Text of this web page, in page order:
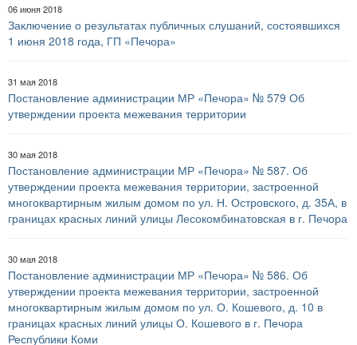
06 июня 2018
Заключение о результатах публичных слушаний, состоявшихся
1 июня 2018 года, ГП «Печора»
31 мая 2018
Постановление администрации МР «Печора» № 579 Об
утверждении проекта межевания территории
30 мая 2018
Постановление администрации МР «Печора» № 587. Об
утверждении проекта межевания территории, застроенной
многоквартирным жилым домом по ул. Н. Островского, д. 35А, в
границах красных линий улицы Лесокомбинатовская в г. Печора
30 мая 2018
Постановление администрации МР «Печора» № 586. Об
утверждении проекта межевания территории, застроенной
многоквартирным жилым домом по ул. О. Кошевого, д. 10 в
границах красных линий улицы О. Кошевого в г. Печора
Республики Коми